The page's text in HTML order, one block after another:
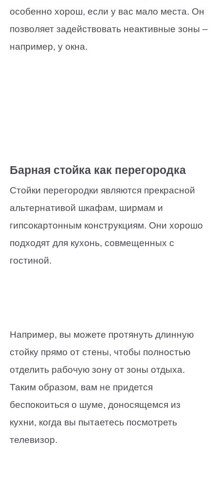
особенно хорош, если у вас мало места. Он
позволяет задействовать неактивные зоны –
например, у окна.
Барная стойка как перегородка
Стойки перегородки являются прекрасной
альтернативой шкафам, ширмам и
гипсокартонным конструкциям. Они хорошо
подходят для кухонь, совмещенных с
гостиной.
Например, вы можете протянуть длинную
стойку прямо от стены, чтобы полностью
отделить рабочую зону от зоны отдыха.
Таким образом, вам не придется
беспокоиться о шуме, доносящемся из
кухни, когда вы пытаетесь посмотреть
телевизор.